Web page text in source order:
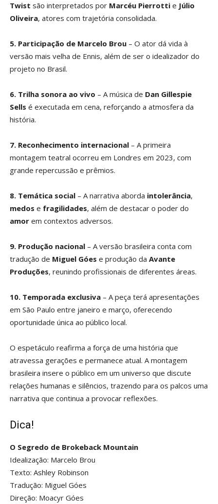
Twist são interpretados por Marcéu Pierrotti e Júlio
Oliveira, atores com trajetória consolidada.
5. Participação de Marcelo Brou – O ator dá vida à
versão mais velha de Ennis, além de ser o idealizador do
projeto no Brasil.
6. Trilha sonora ao vivo – A música de Dan Gillespie
Sells é executada em cena, reforçando a atmosfera da
história.
7. Reconhecimento internacional – A primeira
montagem teatral ocorreu em Londres em 2023, com
grande repercussão e prêmios.
8. Temática social – A narrativa aborda intolerância,
medos e fragilidades, além de destacar o poder do
amor em contextos adversos.
9. Produção nacional – A versão brasileira conta com
tradução de Miguel Góes e produção da Avante
Produções, reunindo profissionais de diferentes áreas.
10. Temporada exclusiva – A peça terá apresentações
em São Paulo entre janeiro e março, oferecendo
oportunidade única ao público local.
O espetáculo reafirma a força de uma história que
atravessa gerações e permanece atual. A montagem
brasileira insere o público em um universo que discute
relações humanas e silêncios, trazendo para os palcos uma
narrativa que continua a provocar reflexões.
Dica!
O Segredo de Brokeback Mountain
Idealização: Marcelo Brou
Texto: Ashley Robinson
Tradução: Miguel Góes
Direção: Moacyr Góes